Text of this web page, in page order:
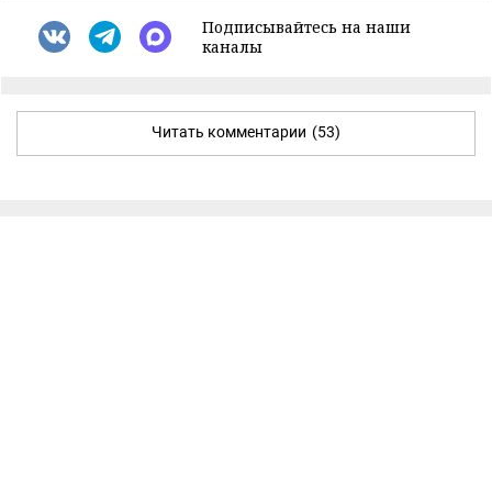
Подписывайтесь на наши
каналы
Читать комментарии (53)